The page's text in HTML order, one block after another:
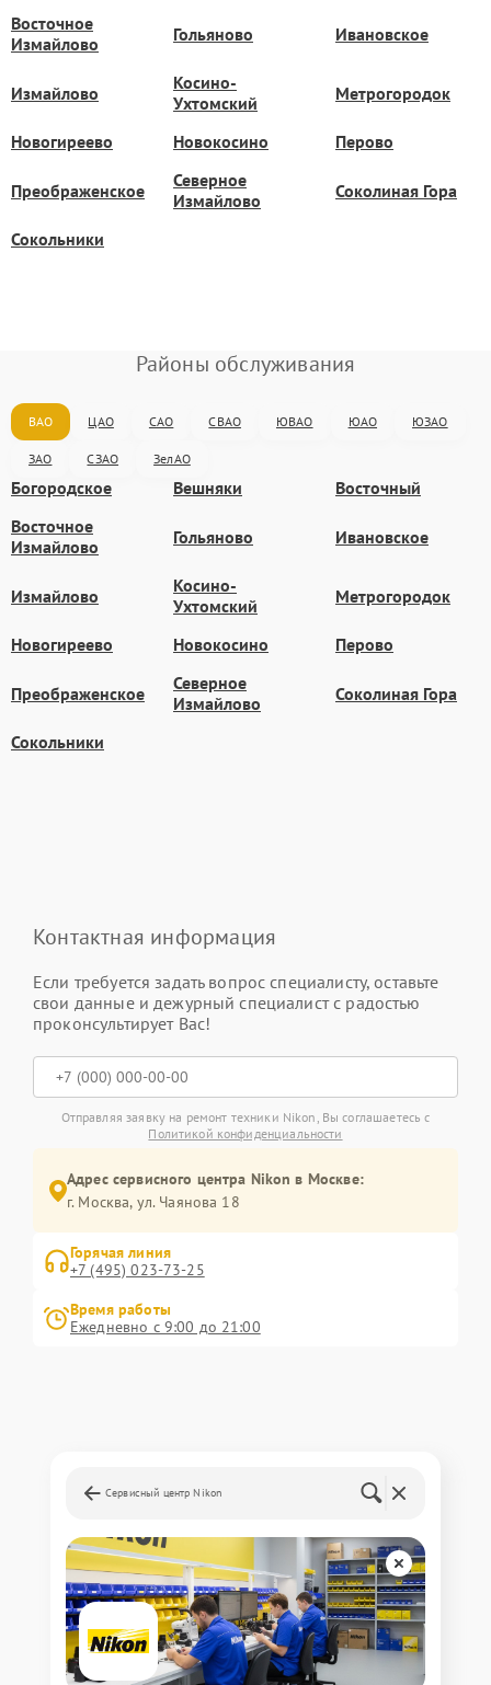
Восточное
Измайлово
Гольяново Ивановское
Измайлово
Косино-
Ухтомский
Метрогородок
Новогиреево Новокосино Перово
Преображенское
Северное
Измайлово
Соколиная Гора
Сокольники
Районы обслуживания
ВАО ЦАО САО СВАО ЮВАО ЮАО ЮЗАО
ЗАО СЗАО ЗелАО
Богородское Вешняки
Восточный
Восточное
Измайлово
Гольяново Ивановское
Измайлово
Косино-
Ухтомский
Метрогородок
Новогиреево Новокосино Перово
Преображенское
Северное
Измайлово
Соколиная Гора
Сокольники
Контактная информация
Если требуется задать вопрос специалисту, оставьте
свои данные и дежурный специалист с радостью
проконсультирует Вас!
Отправляя заявку на ремонт техники Nikon, Вы соглашаетесь с
Политикой конфиденциальности
Адрес сервисного центра Nikon в Москве:
г. Москва, ул. Чаянова 18
Горячая линия
+7 (495) 023-73-25
Время работы
Ежедневно с 9:00 до 21:00
Сервисный центр Nikon